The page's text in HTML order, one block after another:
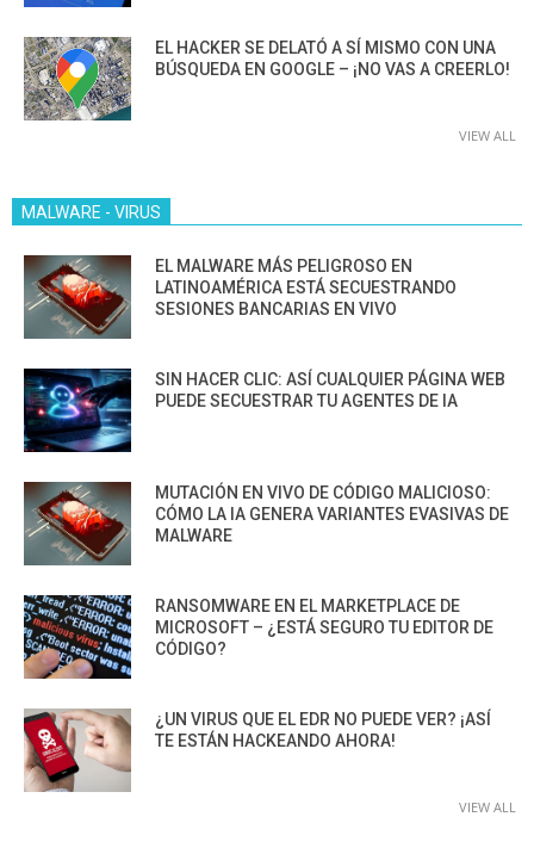
EL HACKER SE DELATÓ A SÍ MISMO CON UNA
BÚSQUEDA EN GOOGLE – ¡NO VAS A CREERLO!
VIEW ALL
MALWARE - VIRUS
EL MALWARE MÁS PELIGROSO EN
LATINOAMÉRICA ESTÁ SECUESTRANDO
SESIONES BANCARIAS EN VIVO
SIN HACER CLIC: ASÍ CUALQUIER PÁGINA WEB
PUEDE SECUESTRAR TU AGENTES DE IA
MUTACIÓN EN VIVO DE CÓDIGO MALICIOSO:
CÓMO LA IA GENERA VARIANTES EVASIVAS DE
MALWARE
RANSOMWARE EN EL MARKETPLACE DE
MICROSOFT – ¿ESTÁ SEGURO TU EDITOR DE
CÓDIGO?
¿UN VIRUS QUE EL EDR NO PUEDE VER? ¡ASÍ
TE ESTÁN HACKEANDO AHORA!
VIEW ALL